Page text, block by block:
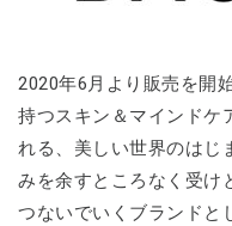
2020年6月より販売を開
持つスキン＆マインドケ
れる、美しい世界のはじ
みを余すところなく受け
つないでいくブランドと